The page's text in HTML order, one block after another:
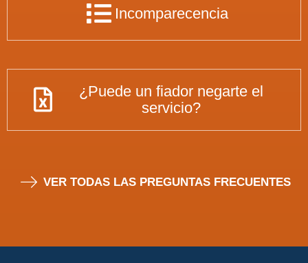
Incomparecencia
¿Puede un fiador negarte el
servicio?
VER TODAS LAS PREGUNTAS FRECUENTES